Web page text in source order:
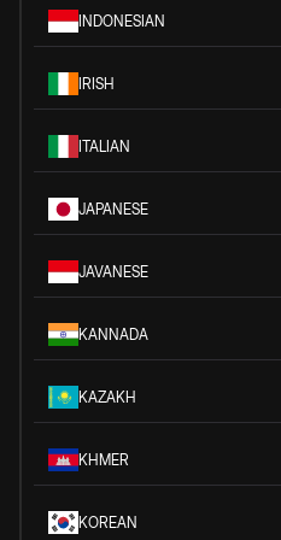
INDONESIAN
IRISH
ITALIAN
JAPANESE
JAVANESE
KANNADA
KAZAKH
KHMER
KOREAN